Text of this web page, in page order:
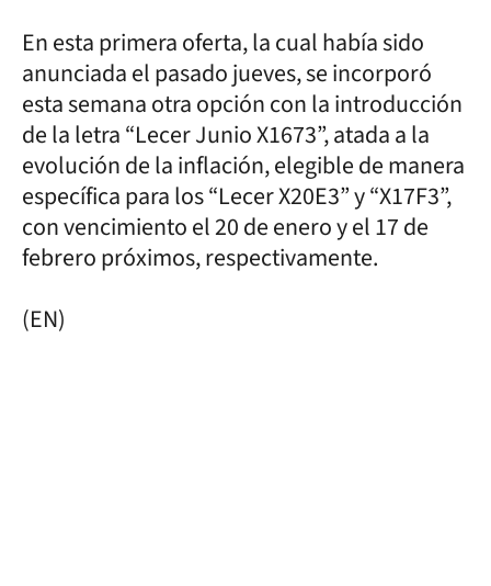
En esta primera oferta, la cual había sido
anunciada el pasado jueves, se incorporó
esta semana otra opción con la introducción
de la letra “Lecer Junio X1673”, atada a la
evolución de la inflación, elegible de manera
específica para los “Lecer X20E3” y “X17F3”,
con vencimiento el 20 de enero y el 17 de
febrero próximos, respectivamente.
(EN)